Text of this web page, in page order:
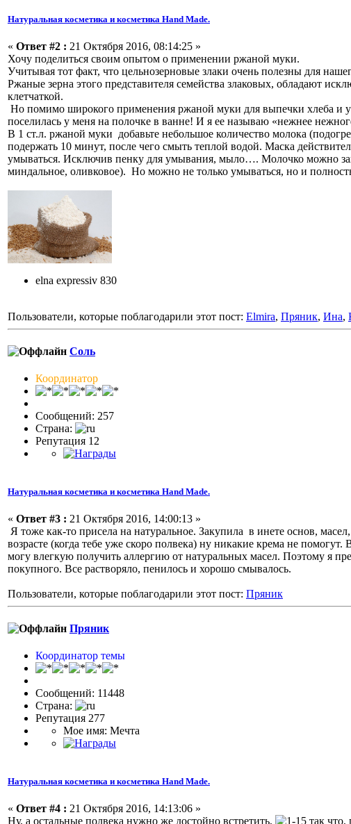
Натуральная косметика и косметика Hand Made.
« Ответ #2 : 21 Октября 2016, 08:14:25 »
Хочу поделиться своим опытом о применении ржаной муки.
Учитывая тот факт, что цельнозерновые злаки очень полезны для
Ржаные зерна этого представителя семейства злаковых, обладают
клетчаткой.
Но помимо широкого применения ржаной муки для выпечки хлеба и
поселилась у меня на полочке в ванне! И я ее называю «нежнее
В 1 ст.л. ржаной муки добавьте небольшое количество молока
подержать 10 минут, после чего смыть теплой водой. Маска
умываться. Исключив пенку для умывания, мыло…. Молочко можно
миндальное, оливковое). Но можно не только умываться, но и
elna expressiv 830
Пользователи, которые поблагодарили этот пост: Elmira, Пряник, Ина,
Соль
Координатор
Сообщений: 257
Страна:
Репутация 12
Натуральная косметика и косметика Hand Made.
« Ответ #3 : 21 Октября 2016, 14:00:13 »
Я тоже как-то присела на натуральное. Закупила в инете основ,
возрасте (когда тебе уже скоро полвека) ну никакие крема не
могу влегкую получить аллергию от натуральных масел. Поэтому я
покупного. Все растворяло, пенилось и хорошо смывалось.
Пользователи, которые поблагодарили этот пост: Пряник
Пряник
Координатор темы
Сообщений: 11448
Страна:
Репутация 277
Мое имя: Мечта
Натуральная косметика и косметика Hand Made.
« Ответ #4 : 21 Октября 2016, 14:13:06 »
Ну, а остальные полвека нужно же достойно встретить,
так что,